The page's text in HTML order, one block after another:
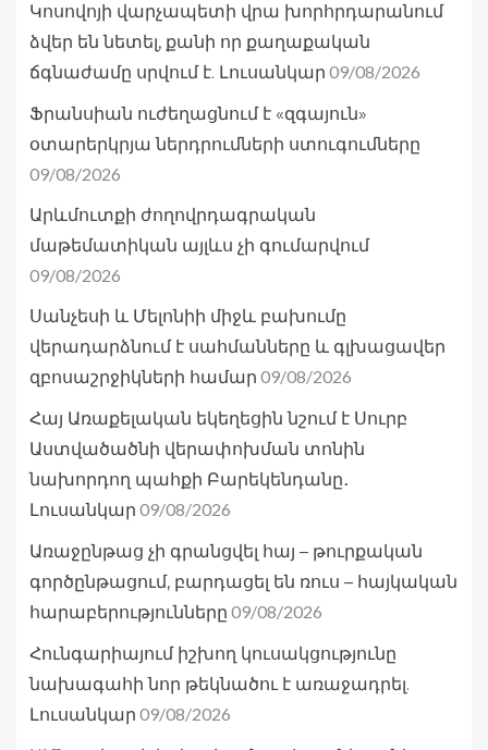
Կոսովոյի վարչապետի վրա խորհրդարանում
ձվեր են նետել, քանի որ քաղաքական
ճգնաժամը սրվում է. Լուսանկար 09/08/2026
Ֆրանսիան ուժեղացնում է «զգայուն»
օտարերկրյա ներդրումների ստուգումները
09/08/2026
Արևմուտքի ժողովրդագրական
մաթեմատիկան այլևս չի գումարվում
09/08/2026
Սանչեսի և Մելոնիի միջև բախումը
վերադարձնում է սահմանները և գլխացավեր
զբոսաշրջիկների համար 09/08/2026
Հայ Առաքելական եկեղեցին նշում է Սուրբ
Աստվածածնի վերափոխման տոնին
նախորդող պահքի Բարեկենդանը․
Լուսանկար 09/08/2026
Առաջընթաց չի գրանցվել հայ – թուրքական
գործընթացում, բարդացել են ռուս – հայկական
հարաբերությունները 09/08/2026
Հունգարիայում իշխող կուսակցությունը
նախագահի նոր թեկնածու է առաջադրել.
Լուսանկար 09/08/2026